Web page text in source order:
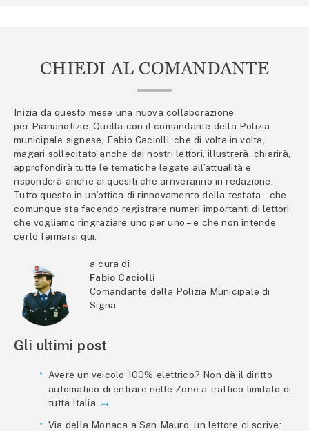
CHIEDI AL COMANDANTE
Inizia da questo mese una nuova collaborazione
per Piananotizie. Quella con il comandante della Polizia
municipale signese, Fabio Caciolli, che di volta in volta,
magari sollecitato anche dai nostri lettori, illustrerà, chiarirà,
approfondirà tutte le tematiche legate all’attualità e
risponderà anche ai quesiti che arriveranno in redazione.
Tutto questo in un’ottica di rinnovamento della testata – che
comunque sta facendo registrare numeri importanti di lettori
che vogliamo ringraziare uno per uno – e che non intende
certo fermarsi qui.
a cura di
Fabio Caciolli
Comandante della Polizia Municipale di
Signa
Gli ultimi post
Avere un veicolo 100% elettrico? Non dà il diritto
automatico di entrare nelle Zone a traffico limitato di
tutta Italia
Via della Monaca a San Mauro, un lettore ci scrive: